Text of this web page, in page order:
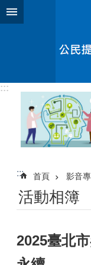
跳到主要內容區塊
:::
::: 首頁 影音
活動相簿
2025臺北